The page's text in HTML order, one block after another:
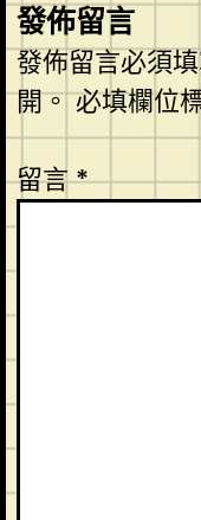
發佈留言
發佈留言必須
開。必填欄位
留言*